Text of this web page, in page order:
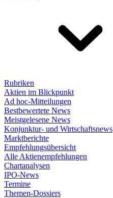
Rubriken
Aktien im Blickpunkt
Ad hoc-Mitteilungen
Bestbewertete News
Meistgelesene News
Konjunktur- und Wirtschaftsnews
Marktberichte
Empfehlungsübersicht
Alle Aktienempfehlungen
Chartanalysen
IPO-News
Termine
Themen-Dossiers